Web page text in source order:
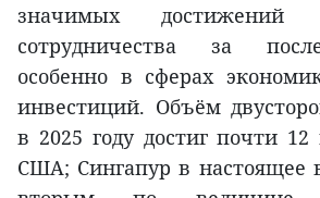
значимых достижений
сотрудничества за
особенно в сферах
инвестиций. Объём
в 2025 году достиг почти
США; Сингапур в настоящее